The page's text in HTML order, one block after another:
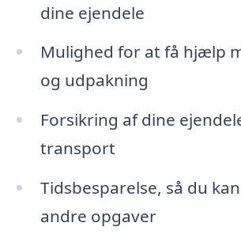
dine ejendele
Mulighed for at få hjælp
og udpakning
Forsikring af dine
transport
Tidsbesparelse, så du
andre opgaver